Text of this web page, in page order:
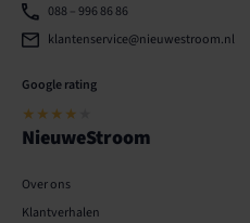
088 – 996 86 86
klantenservice@nieuwestroom.nl
Google rating
★★★★
NieuweStroom
Over ons
Klantverhalen